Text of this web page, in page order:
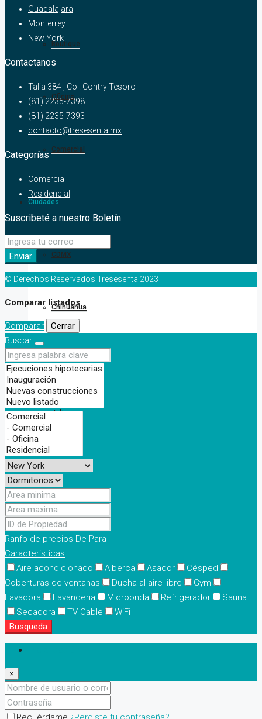
Boutique
Oficina
Comercial
Ciudades
CDMX
Chihuahua
Nuevo León
Jalisco
Contacto
(81) 2235-7398
Guadalajara
Monterrey
New York
Contactanos
Talia 384 , Col. Contry Tesoro
(81) 2235-7398
(81) 2235-7393
contacto@tresesenta.mx
Categorías
Comercial
Residencial
Suscribeté a nuestro Boletín
Enviar
© Derechos Reservados Tresesenta 2023
Comparar listados
Comparar
Cerrar
Buscar
Ranfo de precios De Para
Caracteristicas
Aire acondicionado
Alberca Asador
Césped
Coberturas de ventanas
Ducha al aire libre
Gym
Lavadora
Lavanderia Microonda Refrigerador
Sauna
Secadora
TV Cable
WiFi
Busqueda
×